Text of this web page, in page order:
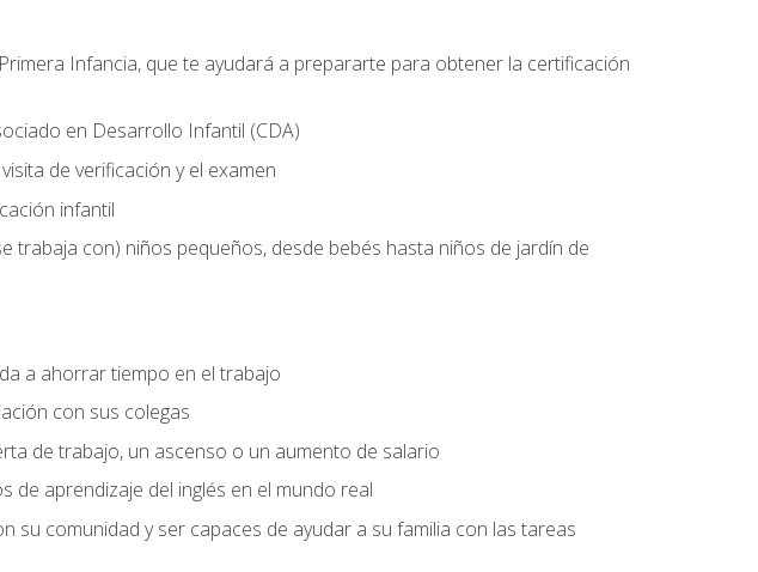
Infancia, que te ayudará a prepararte para obtener la certificación
en Desarrollo Infantil (CDA)
de verificación y el examen
infantil
trabaja con) niños pequeños, desde bebés hasta niños de jardín de
a ahorrar tiempo en el trabajo
con sus colegas
de trabajo, un ascenso o un aumento de salario
de aprendizaje del inglés en el mundo real
comunidad y ser capaces de ayudar a su familia con las tareas